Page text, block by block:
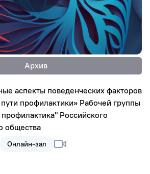
Архив
Онлайн-зал
аспекты поведенческих факторов
профилактики» Рабочей группы
Российского
общества